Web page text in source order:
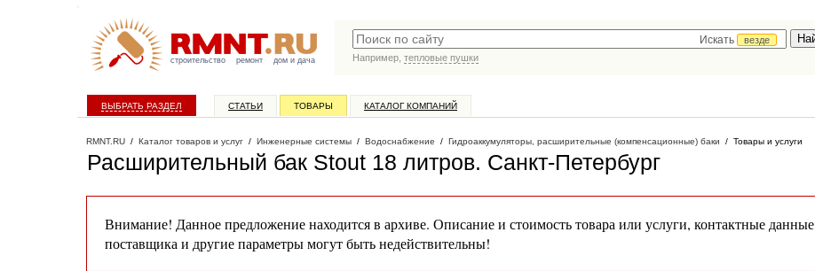
строительство ремонт дом и дача
Искать
везде
Например, тепловые пушки
ВЫБРАТЬ РАЗДЕЛ СТАТЬИ ТОВАРЫ КАТАЛОГ КОМПАНИЙ
RMNT.RU / Каталог товаров и услуг / Инженерные системы / Водоснабжение / Гидроаккумуляторы, расширительные (компенсационные) баки / Товары и услуги
Расширительный бак Stout 18 литров. Санкт-Петербург
Внимание! Данное предложение находится в архиве. Описание и стоимость товара или услуги, контактные данные
поставщика и другие параметры могут быть недействительны!